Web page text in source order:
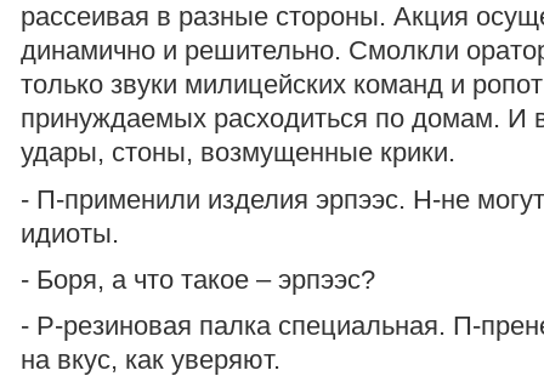
рассеивая в разные стороны. Акция
динамично и решительно. Смолкли
только звуки милицейских команд и
принуждаемых расходиться по домам. И
удары, стоны, возмущенные крики.
- П-применили изделия эрпээс. Н-не
идиоты.
- Боря, а что такое – эрпээс?
- Р-резиновая палка специальная. П-
на вкус, как уверяют.